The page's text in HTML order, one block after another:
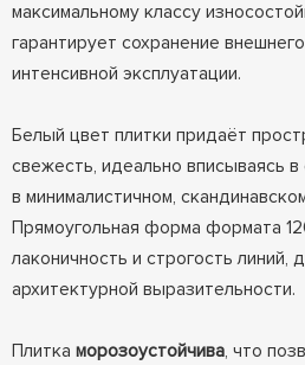
максимальному классу
гарантирует сохранение
интенсивной эксплуатации.
Белый цвет плитки придаёт
свежесть, идеально вписываясь
в минималистичном,
Прямоугольная форма формата
лаконичность и строгость
архитектурной выразительности.
Плитка морозоустойчива, что